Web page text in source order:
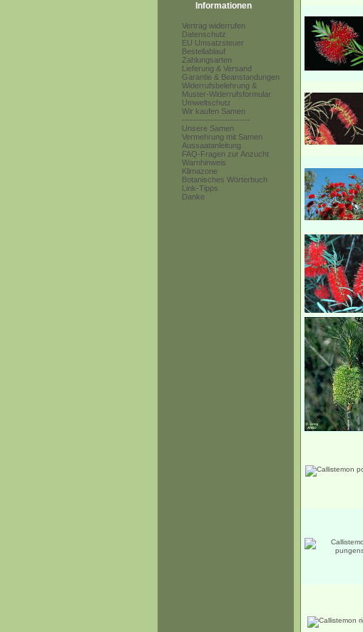
Informationen
Vertrag widerrufen
Datenschutz
EU Umsatzsteuer
Bestellablauf
Zahlungsarten
Lieferung & Versand
Garantie & Beanstandungen
Widerrufsbelehrung &
Muster-Widerrufsformular
Umweltschutz
Wir kaufen Samen
------------------------
Unsere Samen
Vermehrung mit Samen
Aussaatanleitung
FAQ-Fragen zur Anzucht
Warnhinweis
Klimazone
Botanisches Wörterbuch
Link-Tipps
Danke